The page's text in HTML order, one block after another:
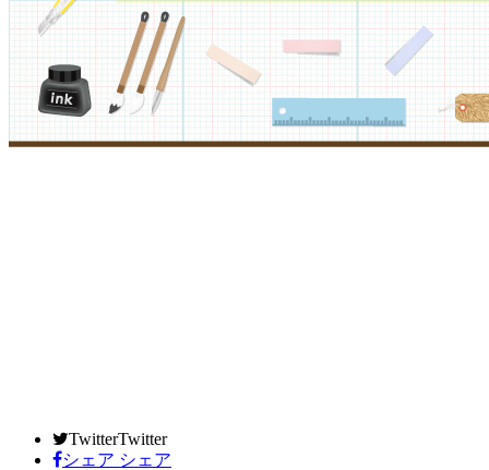
TwitterTwitter
シェア シェア